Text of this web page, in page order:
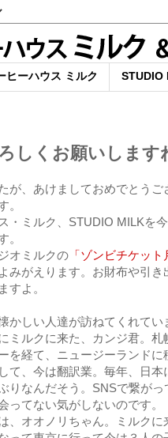
ヒーハウス ミルク STUDIO
しくお願いします
が、あけましておめでとうご
。
・ミルク、STUDIO MILKを
。
オミルクの 「ゾンビチケット
みがえります。お財布や引き
すよ。
かしい人達が訪ねてくれてい
ミルクに来た、カンジ君。札
を経て、ニュージーランドに
て、今は翻訳業。毎年、日本
りなんだそう。SNSで繋がっ
ってない気がしないのです。
、オオノリちゃん。ミルクに